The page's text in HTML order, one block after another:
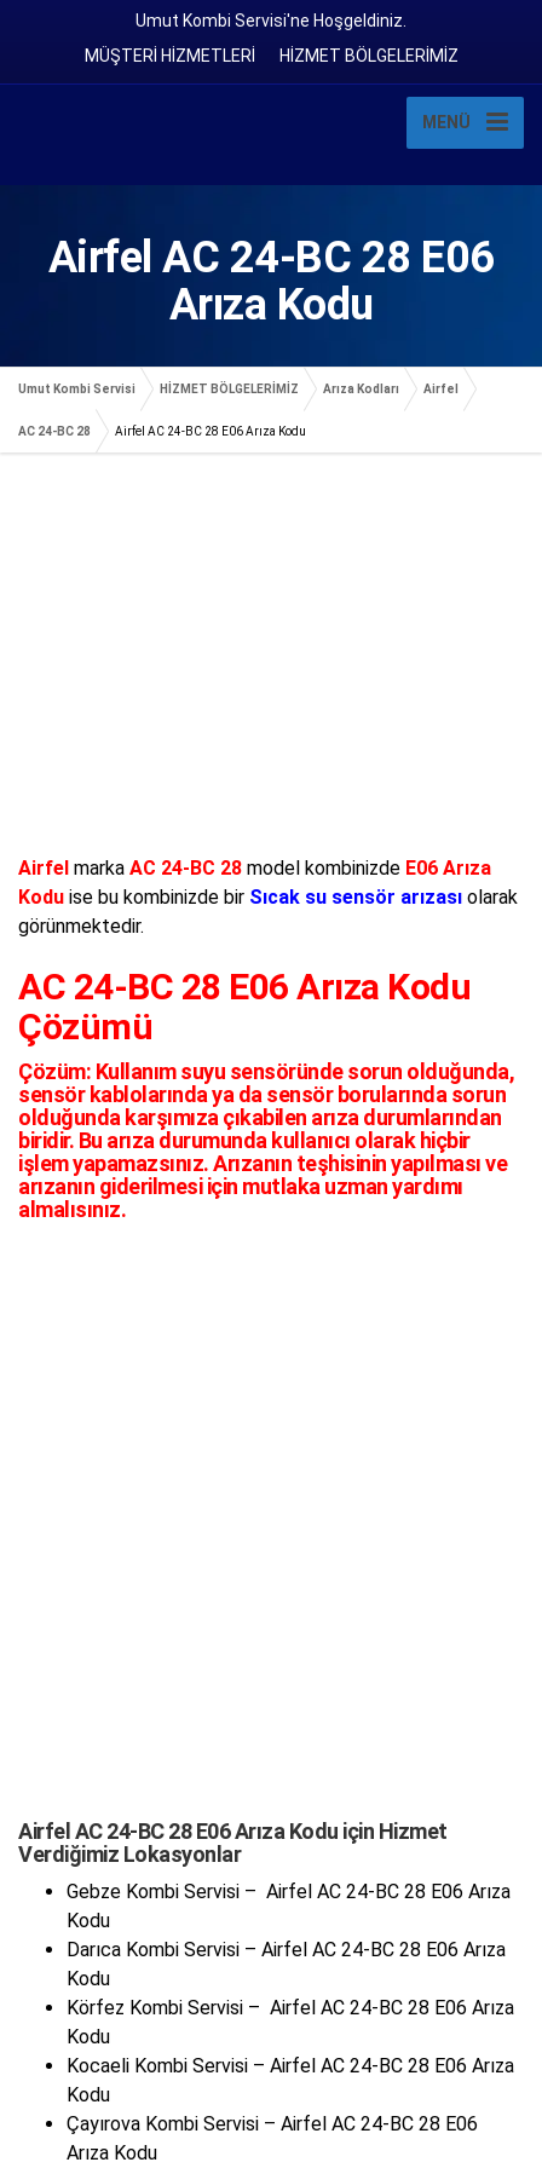
Umut Kombi Servisi'ne Hoşgeldiniz.
MÜŞTERİ HİZMETLERİ
HİZMET BÖLGELERİMİZ
MENÜ
Airfel AC 24-BC 28 E06
Arıza Kodu
Umut Kombi Servisi HİZMET BÖLGELERİMİZ Arıza Kodları Airfel
AC 24-BC 28 Airfel AC 24-BC 28 E06 Arıza Kodu
Airfel marka AC 24-BC 28 model kombinizde E06 Arıza
Kodu ise bu kombinizde bir Sıcak su sensör arızası olarak
görünmektedir.
AC 24-BC 28 E06 Arıza Kodu
Çözümü
Çözüm: Kullanım suyu sensöründe sorun olduğunda,
sensör kablolarında ya da sensör borularında sorun
olduğunda karşımıza çıkabilen arıza durumlarından
biridir. Bu arıza durumunda kullanıcı olarak hiçbir
işlem yapamazsınız. Arızanın teşhisinin yapılması ve
arızanın giderilmesi için mutlaka uzman yardımı
almalısınız.
Airfel AC 24-BC 28 E06 Arıza Kodu için Hizmet
Verdiğimiz Lokasyonlar
Gebze Kombi Servisi – Airfel AC 24-BC 28 E06 Arıza
Kodu
Darıca Kombi Servisi – Airfel AC 24-BC 28 E06 Arıza
Kodu
Körfez Kombi Servisi – Airfel AC 24-BC 28 E06 Arıza
Kodu
Kocaeli Kombi Servisi – Airfel AC 24-BC 28 E06 Arıza
Kodu
Çayırova Kombi Servisi – Airfel AC 24-BC 28 E06
Arıza Kodu